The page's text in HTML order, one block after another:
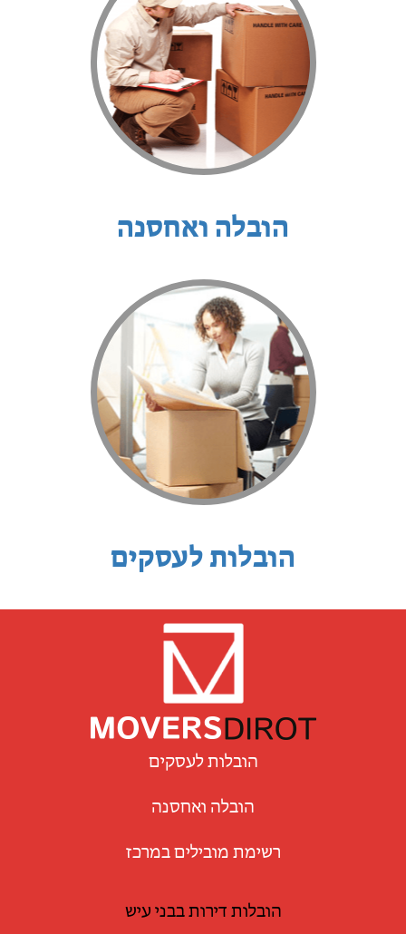
הובלה ואחסנה
הובלות לעסקים
הובלות לעסקים
הובלה ואחסנה
רשימת מובילים במרכז
הובלות דירות בבני עיש